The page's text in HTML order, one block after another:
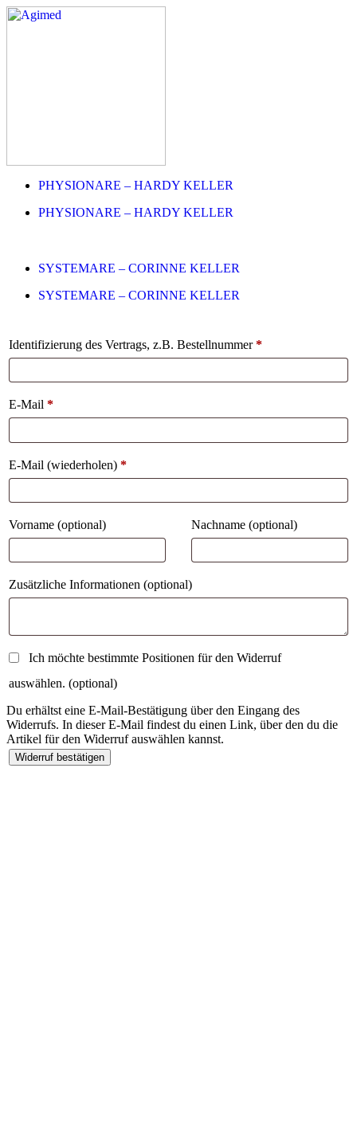
PHYSIONARE – HARDY KELLER
PHYSIONARE – HARDY KELLER
SYSTEMARE – CORINNE KELLER
SYSTEMARE – CORINNE KELLER
Identifizierung des Vertrags, z.B. Bestellnummer*
E-Mail *
E-Mail (wiederholen) *
Vorname (optional) Nachname (optional)
Zusätzliche Informationen (optional)
Ich möchte bestimmte Positionen für den Widerruf
auswählen. (optional)
Du erhältst eine E-Mail-Bestätigung über den Eingang des
Widerrufs. In dieser E-Mail findest du einen Link, über den du die
Artikel für den Widerruf auswählen kannst.
Widerruf bestätigen